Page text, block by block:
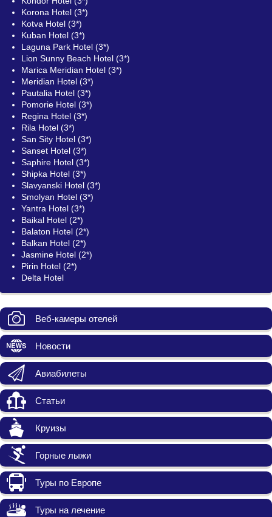
Korona Hotel (3*)
Kotva Hotel (3*)
Kuban Hotel (3*)
Laguna Park Hotel (3*)
Lion Sunny Beach Hotel (3*)
Marica Meridian Hotel (3*)
Meridian Hotel (3*)
Pautalia Hotel (3*)
Pomorie Hotel (3*)
Regina Hotel (3*)
Rila Hotel (3*)
San Sity Hotel (3*)
Sanset Hotel (3*)
Saphire Hotel (3*)
Shipka Hotel (3*)
Slavyanski Hotel (3*)
Smolyan Hotel (3*)
Yantra Hotel (3*)
Baikal Hotel (2*)
Balaton Hotel (2*)
Balkan Hotel (2*)
Jasmine Hotel (2*)
Pirin Hotel (2*)
Delta Hotel
Веб-камеры отелей
Новости
Авиабилеты
Статьи
Круизы
Горные лыжи
Туры по Европе
Туры на лечение